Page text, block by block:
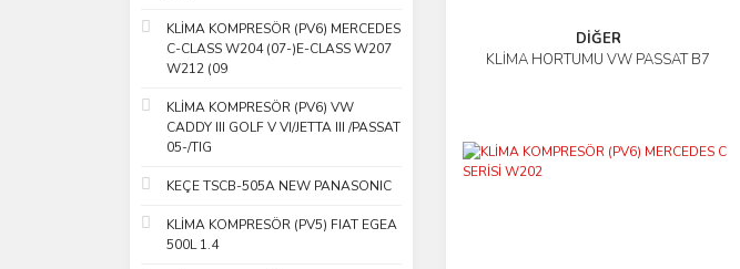
NSK (2)
WEBASTO (2)
EUROREPAR (1)
KONVEKTA (1)
MAKO (1)
PEUGEOT (1)
KLİMA KOMPRESÖR (PV6) MERCEDES
C-CLASS W204 (07-)E-CLASS W207
W212 (09
KLİMA KOMPRESÖR (PV6) VW
CADDY III GOLF V VI/JETTA III /PASSAT
05-/TIG
KEÇE TSCB-505A NEW PANASONIC
KLİMA KOMPRESÖR (PV5) FIAT EGEA
500L 1.4
DİĞER
KLİMA HORTUMU VW PASSAT B7